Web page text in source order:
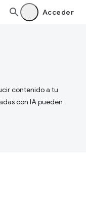
Acceder
contenido a tu
con IA pueden